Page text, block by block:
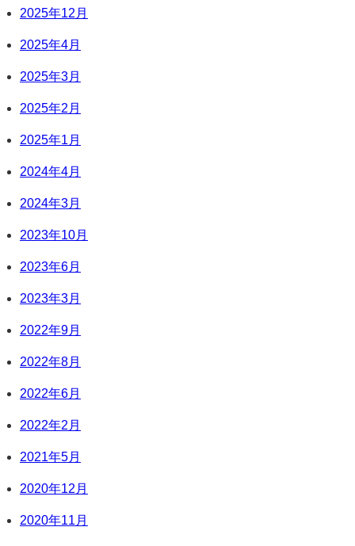
2025年12月
2025年4月
2025年3月
2025年2月
2025年1月
2024年4月
2024年3月
2023年10月
2023年6月
2023年3月
2022年9月
2022年8月
2022年6月
2022年2月
2021年5月
2020年12月
2020年11月